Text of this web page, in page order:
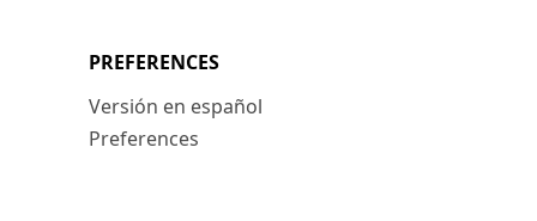
PREFERENCES
Versión en español
Preferences